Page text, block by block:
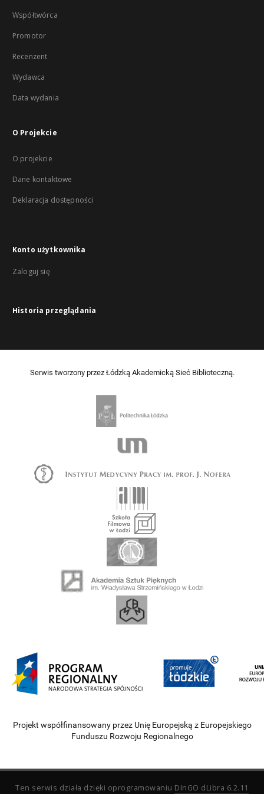
Współtwórca
Promotor
Recenzent
Wydawca
Data wydania
O Projekcie
O projekcie
Dane kontaktowe
Deklaracja dostępności
Konto użytkownika
Zaloguj się
Historia przeglądania
Serwis tworzony przez Łódzką Akademicką Sieć Biblioteczną.
Projekt współfinansowany przez Unię Europejską z Europejskiego
Funduszu Rozwoju Regionalnego
Ten serwis działa dzięki oprogramowaniu DInGO dLibra 6.2.11